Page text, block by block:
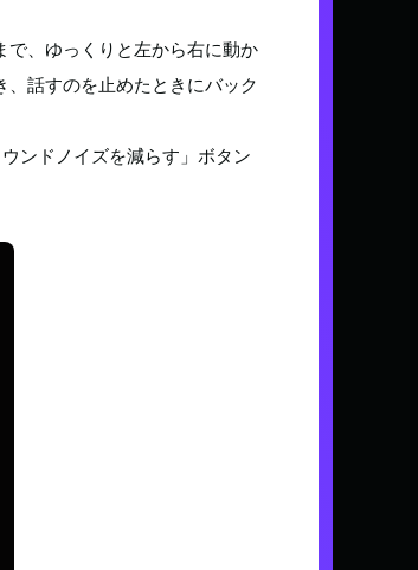
で、ゆっくりと左から右に動か
話すのを止めたときにバック
ンドノイズを減らす」ボタン